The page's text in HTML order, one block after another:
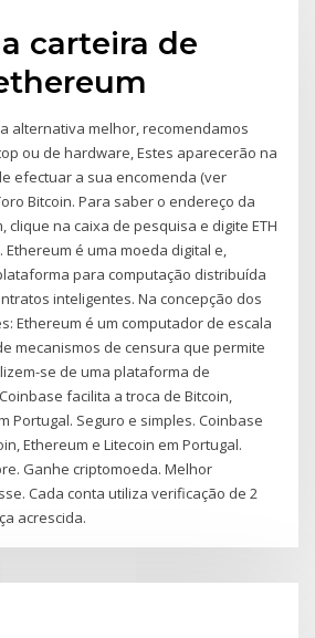
carteira de
alternativa melhor, recomendamos
ou de hardware, Estes aparecerão na
efectuar a sua encomenda (ver
Bitcoin. Para saber o endereço da
clique na caixa de pesquisa e digite ETH
Ethereum é uma moeda digital e,
para computação distribuída
inteligentes. Na concepção dos
Ethereum é um computador de escala
mecanismos de censura que permite
se de uma plataforma de
facilita a troca de Bitcoin,
Portugal. Seguro e simples. Coinbase
Ethereum e Litecoin em Portugal.
Ganhe criptomoeda. Melhor
Cada conta utiliza verificação de 2
acrescida.